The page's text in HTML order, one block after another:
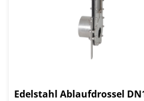
Edelstahl Ablaufdrossel